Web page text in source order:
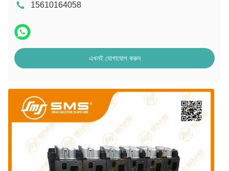
15610164058
এখনই যোগাযোগ করুন